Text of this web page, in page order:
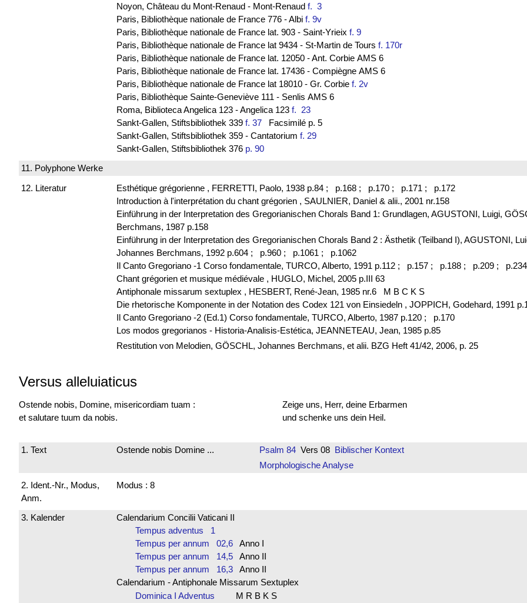
Noyon, Château du Mont-Renaud - Mont-Renaud f. 3
Paris, Bibliothèque nationale de France 776 - Albi f. 9v
Paris, Bibliothèque nationale de France lat. 903 - Saint-Yrieix f. 9
Paris, Bibliothèque nationale de France lat 9434 - St-Martin de Tours f. 170r
Paris, Bibliothèque nationale de France lat. 12050 - Ant. Corbie AMS 6
Paris, Bibliothèque nationale de France lat. 17436 - Compiègne AMS 6
Paris, Bibliothèque nationale de France lat 18010 - Gr. Corbie f. 2v
Paris, Bibliothèque Sainte-Geneviève 111 - Senlis AMS 6
Roma, Biblioteca Angelica 123 - Angelica 123 f. 23
Sankt-Gallen, Stiftsbibliothek 339 f. 37Facsimilé p. 5
Sankt-Gallen, Stiftsbibliothek 359 - Cantatorium f. 29
Sankt-Gallen, Stiftsbibliothek 376 p. 90
11. Polyphone Werke
12. Literatur
Esthétique grégorienne , FERRETTI, Paolo, 1938 p.84 ; p.168 ; p.170 ; p.171 ;
p.172
Introduction à l'interprétation du chant grégorien , SAULNIER, Daniel & alii., 2001 nr.158
Einführung in der Interpretation des Gregorianischen Chorals Band 1: Grundlagen, AGUSTONI, Luigi,
Berchmans, 1987 p.158
Einführung in der Interpretation des Gregorianischen Chorals Band 2 : Ästhetik (Teilband I), AGUSTONI,
Johannes Berchmans, 1992 p.604 ;
p.960 ; p.1061 ;
p.1062
Il Canto Gregoriano -1 Corso fondamentale, TURCO, Alberto, 1991 p.112 ;
p.157 ; p.188 ; p.209 ;
Chant grégorien et musique médiévale , HUGLO, Michel, 2005 p.III 63
Antiphonale missarum sextuplex , HESBERT, René-Jean, 1985 nr.6 M B C K S
Die rhetorische Komponente in der Notation des Codex 121 von Einsiedeln , JOPPICH, Godehard, 1991
Il Canto Gregoriano -2 (Ed.1) Corso fondamentale, TURCO, Alberto, 1987 p.120 ;
p.170
Los modos gregorianos - Historia-Analisis-Estética, JEANNETEAU, Jean, 1985 p.85
Restitution von Melodien, GÖSCHL, Johannes Berchmans, et alii. BZG Heft 41/42, 2006, p. 25
Versus alleluiaticus
Ostende nobis, Domine, misericordiam tuam :
et salutare tuum da nobis.
Zeige uns, Herr, deine Erbarmen
und schenke uns dein Heil.
1. Text Ostende nobis Domine ... Psalm 84Vers 08 Biblischer Kontext
Morphologische Analyse
2. Ident.-Nr., Modus,
Anm.
Modus : 8
3. Kalender
Calendarium Concilii Vaticani II
Tempus adventus 1
Tempus per annum 02,6Anno I
Tempus per annum 14,5Anno II
Tempus per annum 16,3Anno II
Calendarium - Antiphonale Missarum Sextuplex
Dominica I Adventus
M R B K S